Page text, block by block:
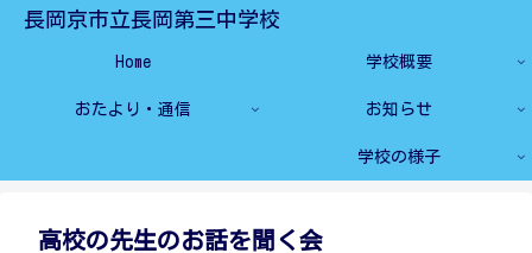
長岡京市立長岡第三中学校
Home 学校概要
おたより・通信 お知らせ
学校の様子
高校の先生のお話を聞く会